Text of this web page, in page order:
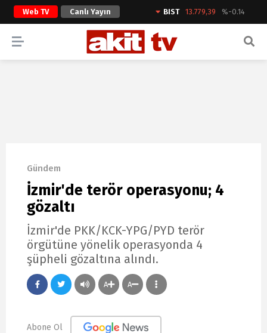
Web TV Canlı Yayın BIST 13.779,39 %-0.14
ARAMA YAP
Gündem
İzmir'de terör operasyonu; 4
gözaltı
İzmir'de PKK/KCK-YPG/PYD terör
örgütüne yönelik operasyonda 4
şüpheli gözaltına alındı.
A A
Abone Ol